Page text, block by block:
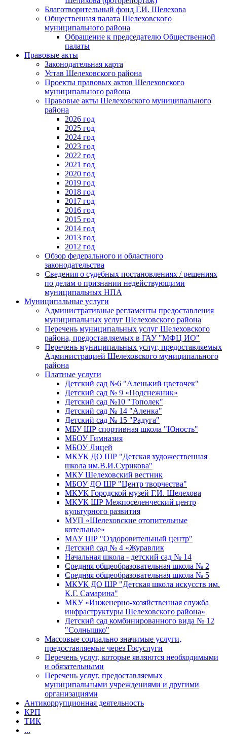
Благотворительный фонд Г.И. Шелехова
Общественная палата Шелеховского
муниципального района
Обращение к председателю Общественной
палаты
Правовые акты
Законодательная карта
Устав Шелеховского района
Проекты правовых актов Шелеховского
муниципального района
Правовые акты Шелеховского муниципального
района
2026 год
2025 год
2024 год
2023 год
2022 год
2021 год
2020 год
2019 год
2018 год
2017 год
2016 год
2015 год
2014 год
2013 год
2012 год
Обзор федерального и областного
законодательства
Сведения о судебных постановлениях / решениях
по делам о признании недействующими
муниципальных НПА
Муниципальные услуги
Административные регламенты предоставления
муниципальных услуг Шелеховского района
Перечень муниципальных услуг Шелеховского
района, предоставляемых в ГАУ "МФЦ ИО"
Перечень муниципальных услуг, предоставляемых
Администрацией Шелеховского муниципального
района
Платные услуги
Детский сад №6 "Аленький цветочек"
Детский сад № 9 «Подснежник»
Детский сад №10 "Тополек"
Детский сад № 14 "Аленка"
Детский сад № 15 "Радуга"
МБУ ШР спортивная школа "Юность"
МБОУ Гимназия
МБОУ Лицей
МКУК ДО ШР "Детская художественная
школа им.В.И.Сурикова"
МКУ Шелеховский вестник
МБОУ ДО ШР "Центр творчества"
МКУК Городской музей Г.И. Шелехова
МКУК ШР Межпоселенческий центр
культурного развития
МУП «Шелеховские отопительные
котельные»
МАУ ШР "Оздоровительный центр"
Детский сад № 4 «Журавлик
Начальная школа - детский сад № 14
Средняя общеобразовательная школа № 2
Средняя общеобразовательная школа № 5
МКУК ДО ШР "Детская школа искусств им.
К.Г. Самарина"
МКУ «Инженерно-хозяйственная служба
инфраструктуры Шелеховского района»
Детский сад комбинированного вида № 12
"Солнышко"
Массовые социально значимые услуги,
предоставляемые через Госуслуги
Перечень услуг, которые являются необходимыми
и обязательными
Перечень услуг, предоставляемых
муниципальными учреждениями и другими
организациями
Антикоррупционная деятельность
КРП
ТИК
...